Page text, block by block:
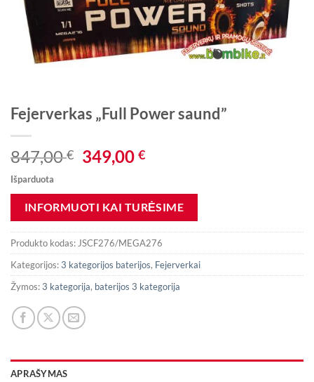
Fejerverkas „Full Power saund”
847,00€ Original
price
was:
847,00 €.
349,00€Current
is:
349,00 €.
Išparduota
Produkto kodas:JSCF276/MEGA276
Kategorijos:3 kategorijos baterijos, Fejerverkai
Žymos:3 kategorija, baterijos 3 kategorija
APRAŠYMAS